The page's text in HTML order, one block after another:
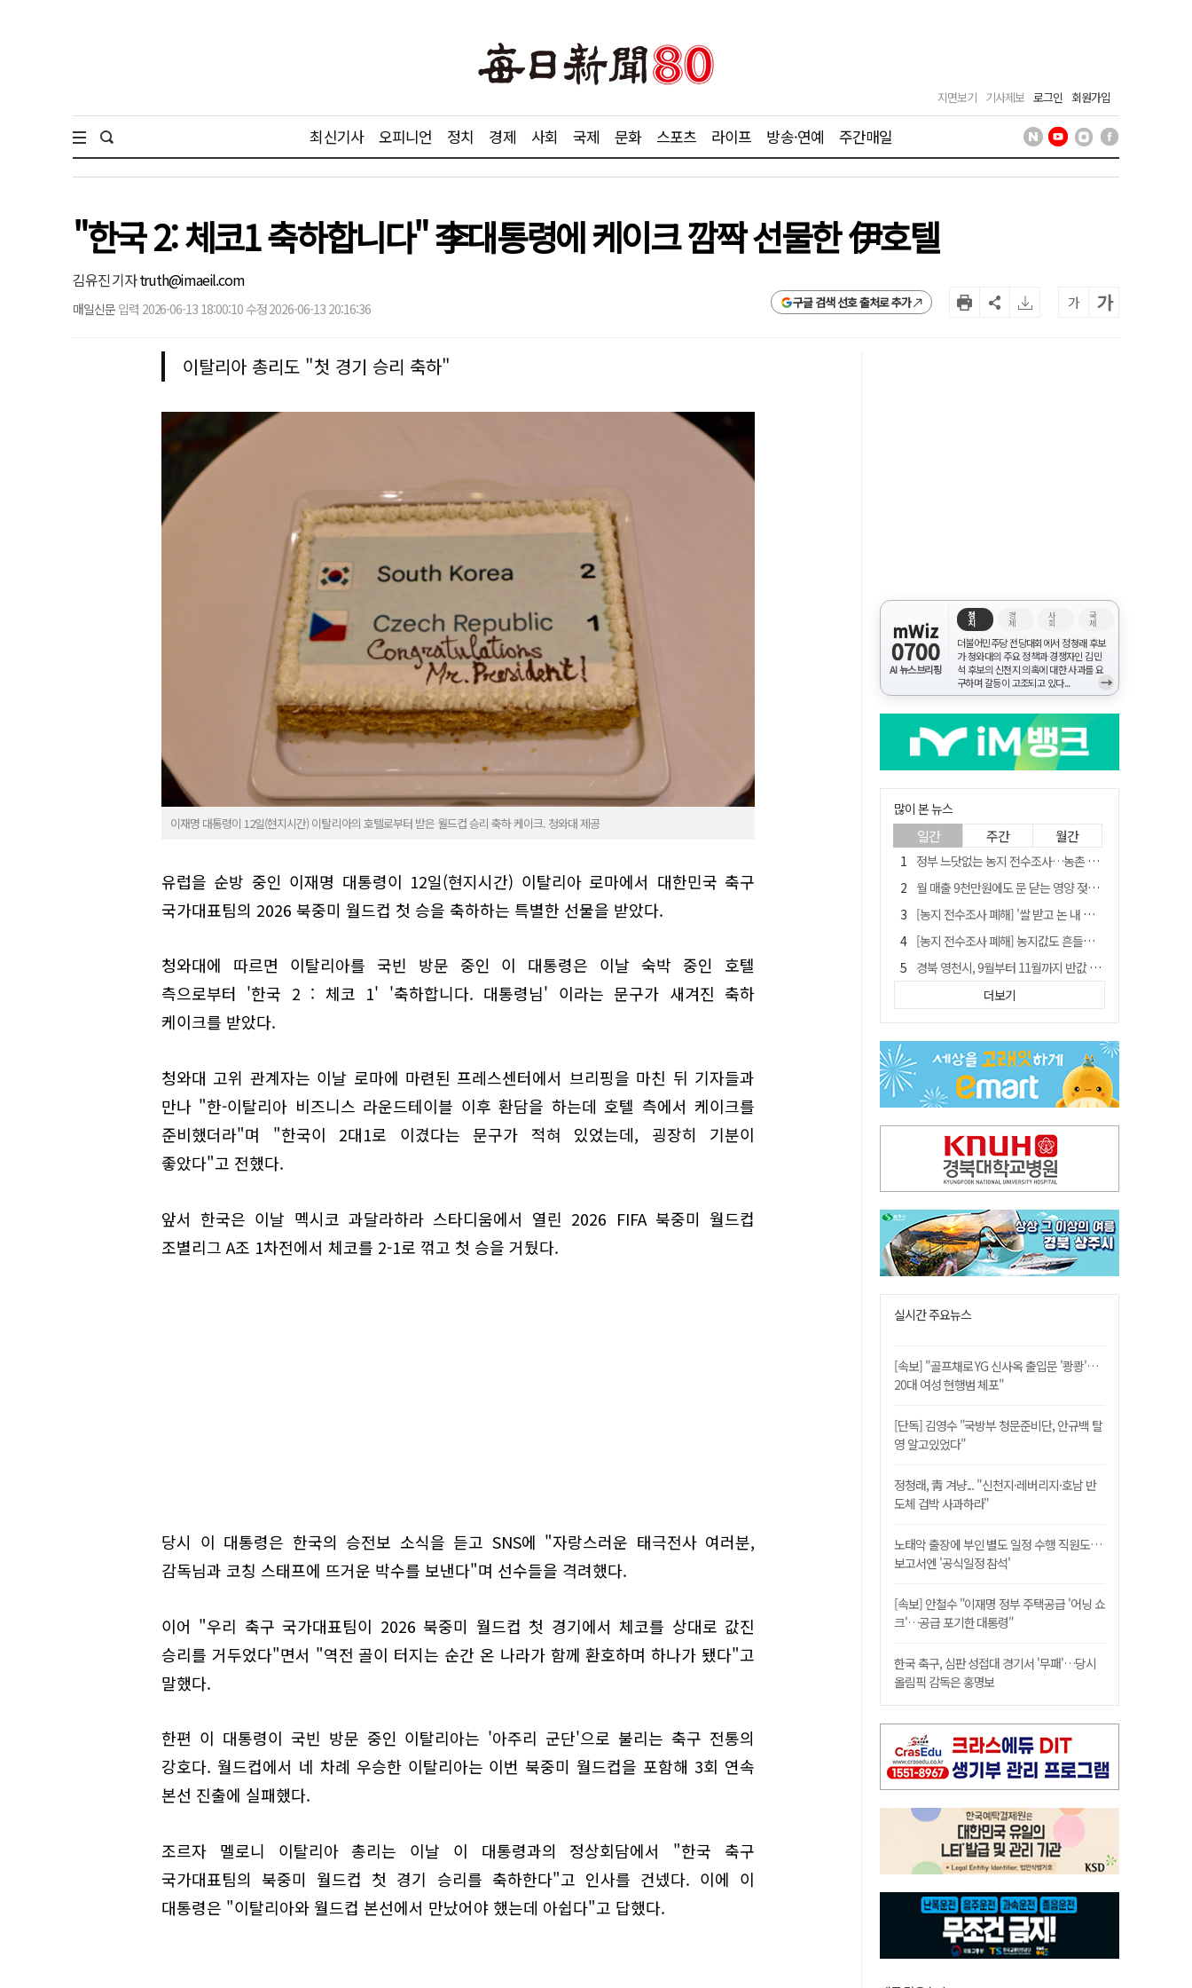
지면보기 기사제보 로그인 회원가입
최신기사 오피니언 정치 경제 사회 국제 문화 스포츠 라이프 방송·연예 주간매일
"한국 2: 체코1 축하합니다" 李대통령에 케이크 깜짝 선물한 伊호텔
김유진 기자truth@imaeil.com
매일신문 입력 2026-06-13 18:00:10 수정 2026-06-13 20:16:36 구글 검색 선호 출처로 추가 가 가
이탈리아 총리도 "첫 경기 승리 축하"
이재명 대통령이 12일(현지시간) 이탈리아의 호텔로부터 받은 월드컵 승리 축하 케이크. 청와대 제공
유럽을 순방 중인 이재명 대통령이 12일(현지시간) 이탈리아 로마에서 대한민국 축구
국가대표팀의 2026 북중미 월드컵 첫 승을 축하하는 특별한 선물을 받았다.
청와대에 따르면 이탈리아를 국빈 방문 중인 이 대통령은 이날 숙박 중인 호텔
측으로부터 '한국 2 : 체코 1' '축하합니다. 대통령님' 이라는 문구가 새겨진 축하
케이크를 받았다.
청와대 고위 관계자는 이날 로마에 마련된 프레스센터에서 브리핑을 마친 뒤 기자들과
만나 "한-이탈리아 비즈니스 라운드테이블 이후 환담을 하는데 호텔 측에서 케이크를
준비했더라"며 "한국이 2대1로 이겼다는 문구가 적혀 있었는데, 굉장히 기분이
좋았다"고 전했다.
앞서 한국은 이날 멕시코 과달라하라 스타디움에서 열린 2026 FIFA 북중미 월드컵
조별리그 A조 1차전에서 체코를 2-1로 꺾고 첫 승을 거뒀다.
당시 이 대통령은 한국의 승전보 소식을 듣고 SNS에 "자랑스러운 태극전사 여러분,
감독님과 코칭 스태프에 뜨거운 박수를 보낸다"며 선수들을 격려했다.
이어 "우리 축구 국가대표팀이 2026 북중미 월드컵 첫 경기에서 체코를 상대로 값진
승리를 거두었다"면서 "역전 골이 터지는 순간 온 나라가 함께 환호하며 하나가 됐다"고
말했다.
한편 이 대통령이 국빈 방문 중인 이탈리아는 '아주리 군단'으로 불리는 축구 전통의
강호다. 월드컵에서 네 차례 우승한 이탈리아는 이번 북중미 월드컵을 포함해 3회 연속
본선 진출에 실패했다.
조르자 멜로니 이탈리아 총리는 이날 이 대통령과의 정상회담에서 "한국 축구
국가대표팀의 북중미 월드컵 첫 경기 승리를 축하한다"고 인사를 건넸다. 이에 이
대통령은 "이탈리아와 월드컵 본선에서 만났어야 했는데 아쉽다"고 답했다.
mWiz
0700
AI 뉴스브리핑
정
치
경
제
사
회
국
제
더불어민주당 전당대회에서 정청래 후보
가 청와대의 주요 정책과 경쟁자인 김민
석 후보의 신천지 의혹에 대한 사과를 요
구하며 갈등이 고조되고 있다...
→
많이 본 뉴스
일간 주간 월간
정부 느닷없는 농지 전수조사…농촌 들쑤시는 '경자유전'의 칼날
월 매출 9천만원에도 문 닫는 영양 젖소농장… "일할 사람이 없어"
[농지 전수조사 폐해] '쌀 받고 논 내 준' 도지농 이제 어쩌나?
[농지 전수조사 폐해] 농지값도 흔들리나…"도지 막히면 헐값 매물 나올 수도"
경북 영천시, 9월부터 11월까지 반값 여행 혜택 제공
'솔리다임 IPO 추진설' SK하이닉스, 주가 9% 급락
[농지 전수조사 폐해] 실경작농·청년농 부담도 커진다
아쉬운 태클
TK신공항 참여 주저한 LH, 광주군공항 사업에는 앞장
더보기
실시간 주요뉴스
[속보] "골프채로 YG 신사옥 출입문 '쾅쾅'…
20대 여성 현행범 체포"
[단독] 김영수 "국방부 청문준비단, 안규백 탈
영 알고있었다"
정청래, 靑 겨냥... "신천지·레버리지·호남 반
도체 겁박 사과하라"
노태악 출장에 부인 별도 일정 수행 직원도…
보고서엔 '공식일정 참석'
[속보] 안철수 "이재명 정부 주택공급 '어닝 쇼
크'…공급 포기한 대통령"
한국 축구, 심판 성접대 경기서 '무패'…당시
올림픽 감독은 홍명보